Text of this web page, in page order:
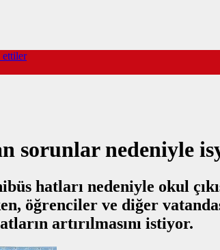
ettiler
sorunlar nedeniyle
hatları nedeniyle okul
öğrenciler ve diğer
artırılmasını istiyor.